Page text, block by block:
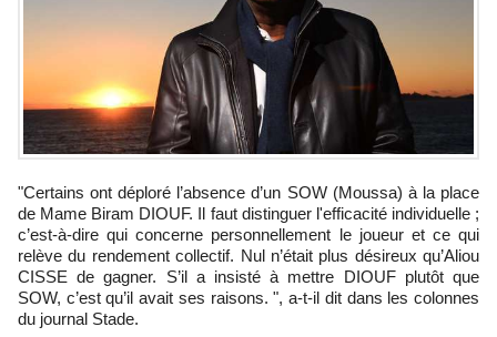
"Certains ont déploré l’absence d’un SOW (Moussa) à la place
de Mame Biram DIOUF. Il faut distinguer l'efficacité individuelle ;
c’est-à-dire qui concerne personnellement le joueur et ce qui
relève du rendement collectif. Nul n’était plus désireux qu’Aliou
CISSE de gagner. S’il a insisté à mettre DIOUF plutôt que
SOW, c’est qu’il avait ses raisons. ", a-t-il dit dans les colonnes
du journal Stade.